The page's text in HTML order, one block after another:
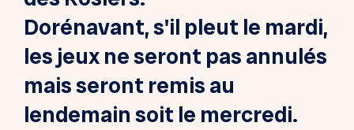
Dorénavant, s'il pleut le mardi,
les jeux ne seront pas annulés
mais seront remis au
lendemain soit le mercredi.